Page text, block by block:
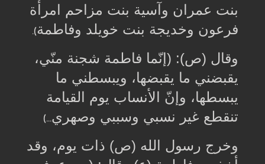
بنت عمران وآسية بنت مزاحم امرأة
فرعون وخديجة بنت خويلد وفاطمة).
وقال (ص): (إنّما فاطمة شجنة منّي،
يقبضني ما يقبضها، ويبسطني ما
يبسطها، وإنّ الأنساب يوم القيامة
تنقطع غير نسبي وسببي وصهري...)
وخرج رسول الله (ص) ذات يوم، وقد